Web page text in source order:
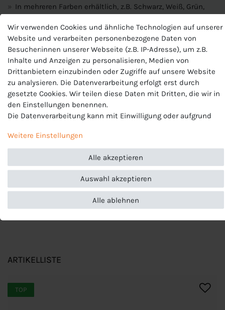
In mehreren Farben erhältlich, z.B. Schwarz, Weiß, Grün,
Material:100% Polyester
Produktnummer
BV6708
Hersteller
Nike
EU-Verantwortlicher
Nike European Operations Netherlands B.V., Colosseum 1 ,
serviceinfo.de@nike.com
ARTIKELLISTE
TOP
Wir verwenden Cookies und ähnliche Technologien auf unserer
Website und verarbeiten personenbezogene Daten von
Besucher:innen unserer Webseite (z.B. IP-Adresse), um z.B.
Inhalte und Anzeigen zu personalisieren, Medien von
Drittanbietern einzubinden oder Zugriffe auf unsere Website
zu analysieren. Die Datenverarbeitung erfolgt erst durch
gesetzte Cookies. Wir teilen diese Daten mit Dritten, die wir in
den Einstellungen benennen.
Die Datenverarbeitung kann mit Einwilligung oder aufgrund
erteilt oder abgelehnt werden. Es besteht das Recht, nicht
einzuwilligen und die Einwilligung zu einem späteren
Zeitpunkt zu ändern oder zu widerrufen. Beachten Sie unser
Impressumund weitere Hinweise zur Verwendung
personenbezogener Daten in unsererDaten­schutz­erklärung
Weitere Einstellungen
Alle akzeptieren
Alle ablehnen
Auswahl akzeptieren